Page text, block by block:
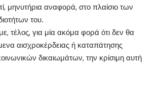
μηνυτήρια αναφορά, στο πλαίσιο των
του.
τέλος, για μία ακόμα φορά ότι δεν θα
αισχροκέρδειας ή καταπάτησης
δικαιωμάτων, την κρίσιμη αυτή